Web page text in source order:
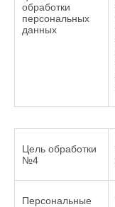
обработки
персональных
данных
Цель обработки
№4
Персональные